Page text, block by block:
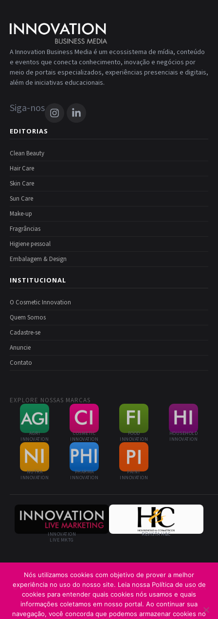
A Innovation Business Media é um ecossistema de mídia, conteúdo
e eventos que conecta conhecimento, inovação e negócios por
meio de portais especializados, experiências presenciais e digitais,
além de iniciativas educacionais.
Siga-nos
EDITORIAS
Clean Beauty
Hair Care
Skin Care
Sun Care
Make-up
Fragrâncias
Higiene pessoal
Embalagem & Design
INSTITUCIONAL
O Cosmetic Innovation
Quem Somos
Cadastre-se
Anuncie
Contato
EXPLORE NOSSAS MARCAS
AGRI
INNOVATION
COSMETIC
INNOVATION
FOOD
INNOVATION
HOUSEHOLD
INNOVATION
NUTRA
INNOVATION
PHARMA
INNOVATION
PAINT
INNOVATION
INNOVATION
LIVE MKTG
REVISTA H&C
© 2026 Cosmetic Innovation · Innovation Business Media Ltda. · Todos os
direitos reservados
Nós utilizamos cookies com objetivo de prover a melhor
experiência no uso do nosso site. Leia nossa Política de uso de
cookies para entender quais cookies nós usamos e quais
informações coletamos em nosso portal. Ao continuar sua
navegação, você concorda que podemos armazenar cookies no